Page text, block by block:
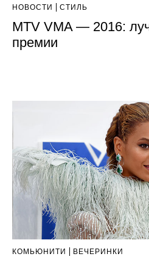
НОВОСТИ СТИЛЬ
MTV VMA — 2016:
премии
КОМЬЮНИТИ ВЕЧЕРИНКИ